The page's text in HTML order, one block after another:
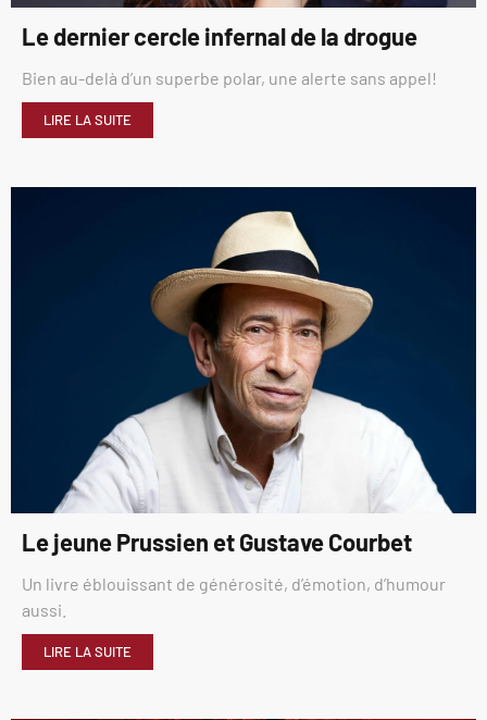
Le dernier cercle infernal de la drogue
Bien au-delà d’un superbe polar, une alerte sans appel!
LIRE LA SUITE
Le jeune Prussien et Gustave Courbet
Un livre éblouissant de générosité, d’émotion, d’humour
aussi.
LIRE LA SUITE